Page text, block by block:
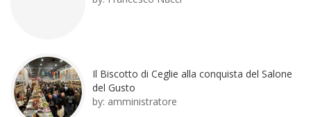
Il Biscotto di Ceglie alla conquista del Salone
del Gusto
by: amministratore